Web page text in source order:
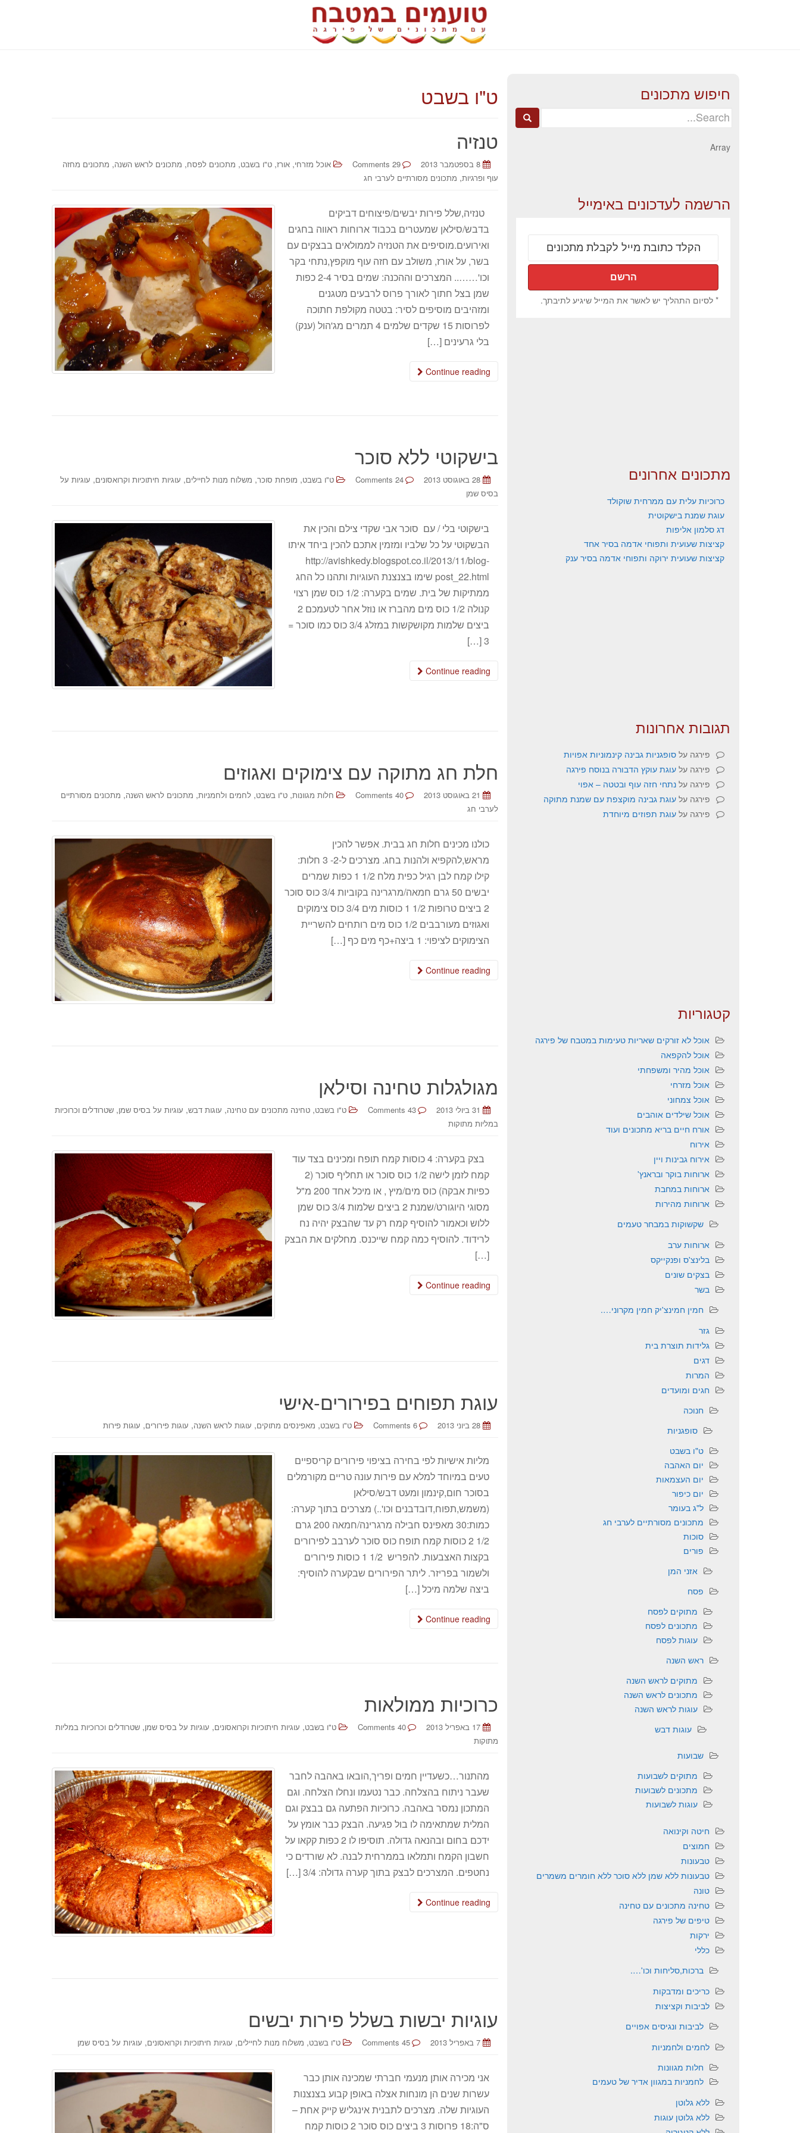
ט"ו בשבט
טנזיה
8 בספטמבר 2013 29 Comments אוכל מזרחי, אורז, ט"ו בשבט, מתכונים לפסח, מתכונים לראש השנה, מתכונים מחזה
עוף ופרגיות, מתכונים מסורתיים לערבי חג
טנזיה,שלל פירות יבשים/פיצוחים דביקים
בדבש/סילאן שמעטרים בכבוד ארוחות ראווה בחגים
ואירועים.מוסיפים את הטנזיה לממולאים בבצקים עם
בשר, על אורז, משולב עם חזה עוף מוקפץ,נתחי בקר
וכו'…….. המצרכים וההכנה: שמים בסיר 2-4 כפות
שמן בצל חתוך לאורך פרוס לרבעים מטגנים
ומזהיבים מוסיפים לסיר: בטטה מקולפת חתוכה
לפרוסות 15 שקדים שלמים 4 תמרים מג'הול (ענק)
בלי גרעינים […]
Continue reading
בישקוטי ללא סוכר
28 באוגוסט 2013 24 Comments ט"ו בשבט, מופחת סוכר, משלוח מנות לחיילים, עוגיות חיתוכיות וקרואסונים, עוגיות על
בסיס שמן
בישקוטי בלי / עם סוכר אבי שקדי צילם והכין את
הבשקוטי על כל שלביו ומזמין אתכם להכין ביחד איתו
http://avishkedy.blogspot.co.il/2013/11/blog-
post_22.html שימו בצנצנת העוגיות ותהנו כל החג
ממתיקות של בית. שמים בקערה: 1/2 כוס שמן רצוי
קנולה 1/2 כוס מים מהברז או נוזל אחר לטעמכם 2
ביצים שלמות מקושקשות במזלג 3/4 כוס כמו סוכר =
3 […]
Continue reading
חלת חג מתוקה עם צימוקים ואגוזים
21 באוגוסט 2013 40 Comments חלות מגוונות, ט"ו בשבט, לחמים ולחמניות, מתכונים לראש השנה, מתכונים מסורתיים
לערבי חג
כולנו מכינים חלות חג בבית. אפשר להכין
מראש,להקפיא ולהנות בחג. מצרכים ל-2- 3 חלות:
קילו קמח לבן רגיל כפית מלח 1/2 1 כפות שמרים
יבשים 50 גרם חמאה/מרגרינה בקוביות 3/4 כוס סוכר
2 ביצים טרופות 1/2 1 כוסות מים 3/4 כוס צימוקים
ואגוזים מעורבבים 1/2 כוס מים רותחים להשריית
הצימוקים לציפוי: 1 ביצה+כף מים כף […]
Continue reading
מגולגלות טחינה וסילאן
31 ביולי 2013 43 Comments ט"ו בשבט, טחינה מתכונים עם טחינה, עוגות דבש, עוגיות על בסיס שמן, שטרודלים וכרוכיות
במליות מתוקות
בצק בקערה: 4 כוסות קמח תופח ומכינים בצד עוד
קמח לזמן לישה 1/2 כוס סוכר או תחליף סוכר (2
כפיות אבקה) כוס מים/מיץ , או מיכל אחד 200 מ"ל
מסוגי היוגורט/שמנת 2 ביצים שלמות 3/4 כוס שמן
ללוש וכאמור להוסיף קמח רק עד שהבצק יהיה נח
לרידוד. להוסיף כמה קמח שייכנס. מחלקים את הבצק
[…]
Continue reading
עוגת תפוחים בפירורים-אישי
28 ביוני 2013 6 Comments ט"ו בשבט, מאפינסים מתוקים, עוגות לראש השנה, עוגות פירורים, עוגות פירות
מליות אישיות לפי בחירה בציפוי פירורים קריספיים
טעים במיוחד למלא עם פירות עונה טריים מקורמלים
בסוכר חום,קינמון ומעט דבש/סילאן
(משמש,תפוח,דובדבנים וכו'..) מצרכים בתוך קערה:
כמות:30 מאפינס חבילה מרגרינה/חמאה 200 גרם
1/2 2 כוסות קמח תופח כוס סוכר לערבב לפירורים
בקצות האצבעות. להפריש 1/2 1 כוסות פירורים
ולשמור בפריזר. ליתר הפירורים שבקערה להוסיף:
ביצה שלמה מיכל […]
Continue reading
כרוכיות ממולאות
17 באפריל 2013 40 Comments ט"ו בשבט, עוגיות חיתוכיות וקרואסונים, עוגיות על בסיס שמן, שטרודלים וכרוכיות במליות
מתוקות
מהתנור…כשעדיין חמים ופריך,הובאו באהבה לחבר
שעבר ניתוח בהצלחה. כבר נטעמו ונחלו הצלחה. וגם
המתכון נמסר באהבה. כרוכיות הפתעה גם בבצק וגם
המלית שמתאימה לו בול פגיעה. הבצק כבר אומץ על
ידכם בחום ובהנאה גדולה. תוסיפו לו 2 כפות קקאו על
חשבון הקמח ותמלאו בממרחית לבנה. לא שורדים כי
נחטפים. המצרכים לבצק בתוך קערה גדולה: 3/4 […]
Continue reading
עוגיות יבשות בשלל פירות יבשים
7 באפריל 2013 45 Comments ט"ו בשבט, משלוח מנות לחיילים, עוגיות חיתוכיות וקרואסונים, עוגיות על בסיס שמן
אני מכירה אותן מנעמי חברתי שמכינה אותן כבר
עשרות שנים הן מונחות אצלה באופן קבוע בצנצנות
העוגיות שלה. מצרכים לתבנית אינגליש קייק אחת –
ס"ה:18 פרוסות 3 ביצים כוס סוכר 2 כוסות קמח
חיפוש מתכונים
Search
Array
הרשמה לעדכונים באימייל
* לסיום התהליך יש לאשר את המייל שיגיע לתיבתך.
מתכונים אחרונים
כרוכיות עלית עם ממרחית שוקולד
עוגת שמנת בישקוטית
דג סלמון אליפות
קציצות שעועית ותפוחי אדמה בסיר אחד
קציצות שעועית ירוקה ותפוחי אדמה בסיר ענק
תגובות אחרונות
פירגה על סופגניות גבינה קינמוניות אפויות
פירגה על עוגת עוקץ הדבורה בנוסח פירגה
פירגה על נתחי חזה עוף ובטטה – אפוי
פירגה על עוגת גבינה מוקצפת עם שמנת מתוקה
פירגה על עוגת תפוזים מיוחדת
קטגוריות
אוכל לא זורקים שאריות טעימות במטבח של פירגה
אוכל להקפאה
אוכל מהיר ומשפחתי
אוכל מזרחי
אוכל צמחוני
אוכל שילדים אוהבים
אורח חיים בריא מתכונים ועוד
אירוח
אירוח גבינות ויין
ארוחות בוקר ובראנץ'
ארוחות במחבת
ארוחות מהירות
שקשוקות במבחר טעמים
ארוחות ערב
בלינצ'ס ופנקייקס
בצקים שונים
בשר
חמין חמינצ'יק חמין מקרוני….
גזר
גלידות תוצרת בית
דגים
המרות
חגים ומועדים
חנוכה
סופגניות
ט"ו בשבט
יום האהבה
יום העצמאות
יום כיפור
ל"ג בעומר
מתכונים מסורתיים לערבי חג
סוכות
פורים
אזני המן
פסח
מתוקים לפסח
מתכונים לפסח
עוגות לפסח
ראש השנה
מתוקים לראש השנה
מתכונים לראש השנה
עוגות לראש השנה
עוגות דבש
שבועות
מתוקים לשבועות
מתכונים לשבועות
עוגות לשבועות
חיטה וקינואה
חמוצים
טבעונות
טבעונות ללא שמן ללא סוכר ללא חומרים משמרים
טונה
טחינה מתכונים עם טחינה
טיפים של פירגה
ירקות
כללי
ברכות,סליחות וכו'….
כריכים ומדבקות
לביבות וקציצות
לביבות ונגיסים אפויים
לחמים ולחמניות
חלות מגוונות
לחמניות במגוון אדיר של טעמים
ללא גלוטן
ללא גלוטן עוגות